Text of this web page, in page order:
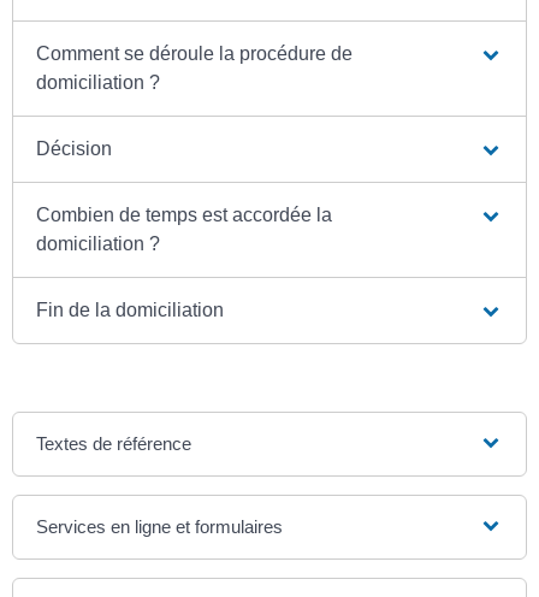
Comment se déroule la procédure de
domiciliation ?
Décision
Combien de temps est accordée la
domiciliation ?
Fin de la domiciliation
Textes de référence
Services en ligne et formulaires